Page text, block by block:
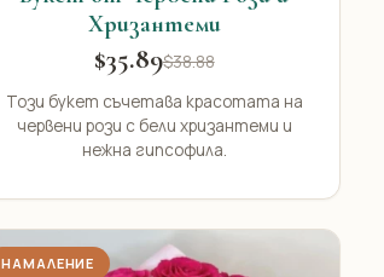
Хризантеми
$35.89$38.88
Този букет съчетава красотата на
червени рози с бели хризантеми и
нежна гипсофила.
НАМАЛЕНИЕ